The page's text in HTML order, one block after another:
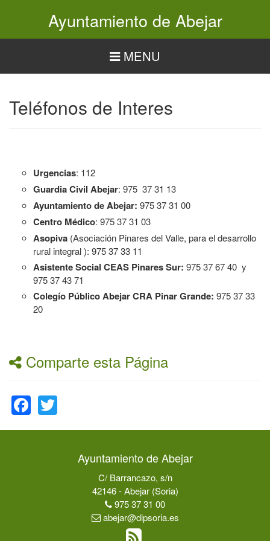
Ayuntamiento de Abejar
MENU
Teléfonos de Interes
Urgencias: 112
Guardia Civil Abejar: 975 37 31 13
Ayuntamiento de Abejar: 975 37 31 00
Centro Médico: 975 37 31 03
Asopiva (Asociación Pinares del Valle, para el desarrollo
rural integral ): 975 37 33 11
Asistente Social CEAS Pinares Sur: 975 37 67 40 y
975 37 43 71
Colegío Público Abejar CRA Pinar Grande: 975 37 33
20
Comparte esta Página
Facebook
Ayuntamiento de Abejar
C/ Barrancazo, s/n
42146 - Abejar (Soria)
975 37 31 00
abejar@dipsoria.es